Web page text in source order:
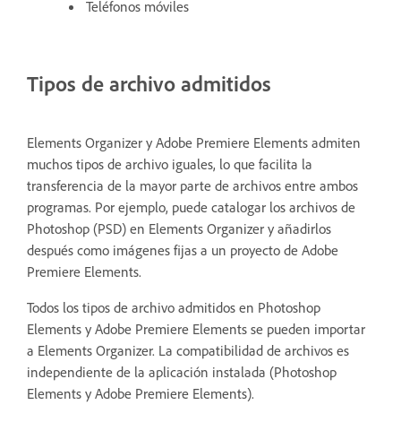
Teléfonos móviles
Tipos de archivo admitidos
Elements Organizer y Adobe Premiere Elements admiten
muchos tipos de archivo iguales, lo que facilita la
transferencia de la mayor parte de archivos entre ambos
programas. Por ejemplo, puede catalogar los archivos de
Photoshop (PSD) en Elements Organizer y añadirlos
después como imágenes fijas a un proyecto de Adobe
Premiere Elements.
Todos los tipos de archivo admitidos en Photoshop
Elements y Adobe Premiere Elements se pueden importar
a Elements Organizer. La compatibilidad de archivos es
independiente de la aplicación instalada (Photoshop
Elements y Adobe Premiere Elements).